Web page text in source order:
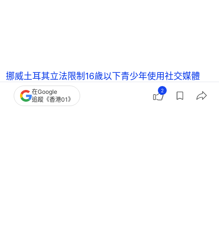
挪威土耳其立法限制16歲以下青少年使用社交媒體
禁令成全球趨勢
在Google
追蹤《香港01》
2